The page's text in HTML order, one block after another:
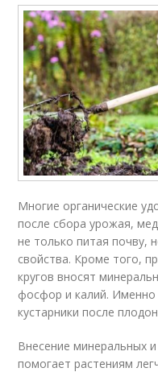
Многие органические
после сбора урожая,
не только питая почву,
свойства. Кроме того,
кругов вносят
фосфор и калий. Именно
кустарники после
Внесение минеральных
помогает растениям